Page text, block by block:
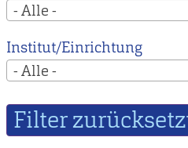
- Alle -
Institut/Einrichtung
- Alle -